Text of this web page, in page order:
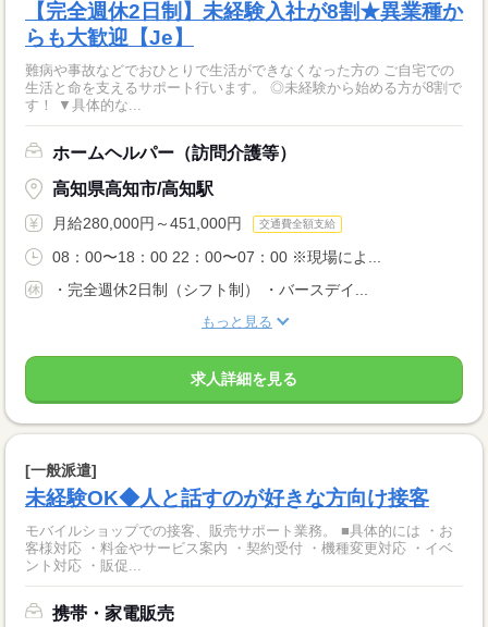
【完全週休2日制】未経験入社が8割★異業種か
らも大歓迎【Je】
難病や事故などでおひとりで生活ができなくなった方の ご自宅での
生活と命を支えるサポート行います。 ◎未経験から始める方が8割で
す！ ▼具体的な...
ホームヘルパー（訪問介護等）
高知県高知市/高知駅
月給280,000円～451,000円 交通費全額支給
08：00〜18：00 22：00〜07：00 ※現場によ...
・完全週休2日制（シフト制） ・バースデイ...
もっと見る
求人詳細を見る
[一般派遣]
未経験OK◆人と話すのが好きな方向け接客
モバイルショップでの接客、販売サポート業務。 ■具体的には ・お
客様対応 ・料金やサービス案内 ・契約受付 ・機種変更対応 ・イベ
ント対応 ・販促...
携帯・家電販売